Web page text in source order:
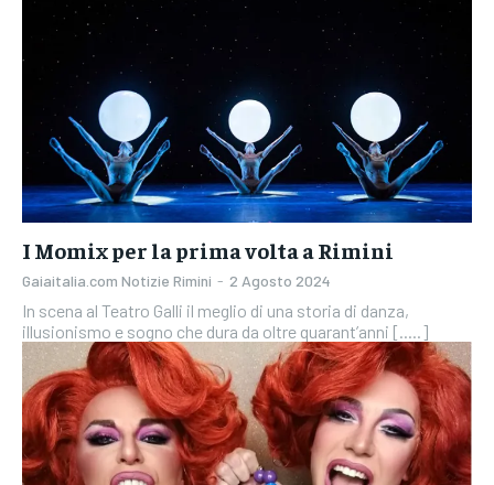
I Momix per la prima volta a Rimini
Gaiaitalia.com Notizie Rimini - 2 Agosto 2024
In scena al Teatro Galli il meglio di una storia di danza,
illusionismo e sogno che dura da oltre quarant’anni [.....]